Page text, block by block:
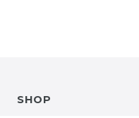
SHOP